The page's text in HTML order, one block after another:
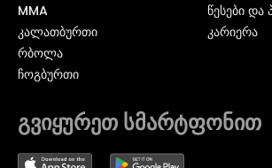
MMA
ᲙᲐᲚᲐᲗᲑᲣᲠᲗᲘ
ᲠᲑᲝᲚᲐ
ᲩᲝᲒᲑᲣᲠᲗᲘ
წესები და
კარიერა
გვიყურეთ სმარტფონით